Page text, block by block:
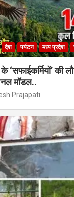
देश पर्यटन मध्य प्रदेश
‘सफाईकर्मियों’ की
मॉडल..
Prajapati